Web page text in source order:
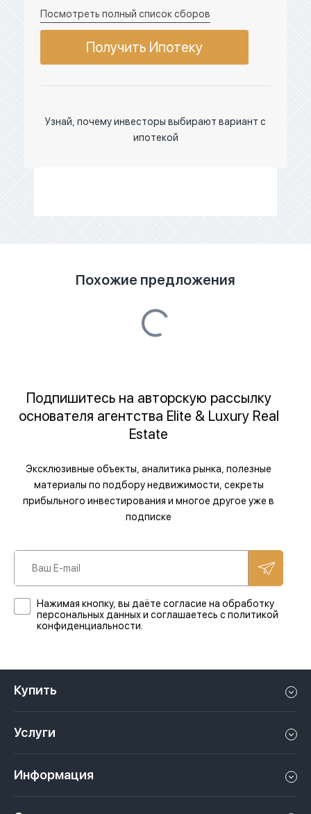
Посмотреть полный список сборов
Получить Ипотеку
Узнай, почему инвесторы выбирают вариант с
ипотекой
Похожие предложения
Подпишитесь на авторскую рассылку
основателя агентства Elite & Luxury Real
Estate
Эксклюзивные объекты, аналитика рынка, полезные
материалы по подбору недвижимости, секреты
прибыльного инвестирования и многое другое уже в
подписке
Нажимая кнопку, вы даёте согласие на обработку
персональных данных и соглашаетесь с политикой
конфиденциальности.
Купить
Апартаменты в Дубае
Услуги
Информация